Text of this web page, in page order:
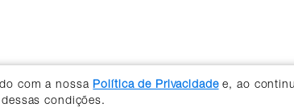
com a nossa Política de Privacidadee, ao
condições.